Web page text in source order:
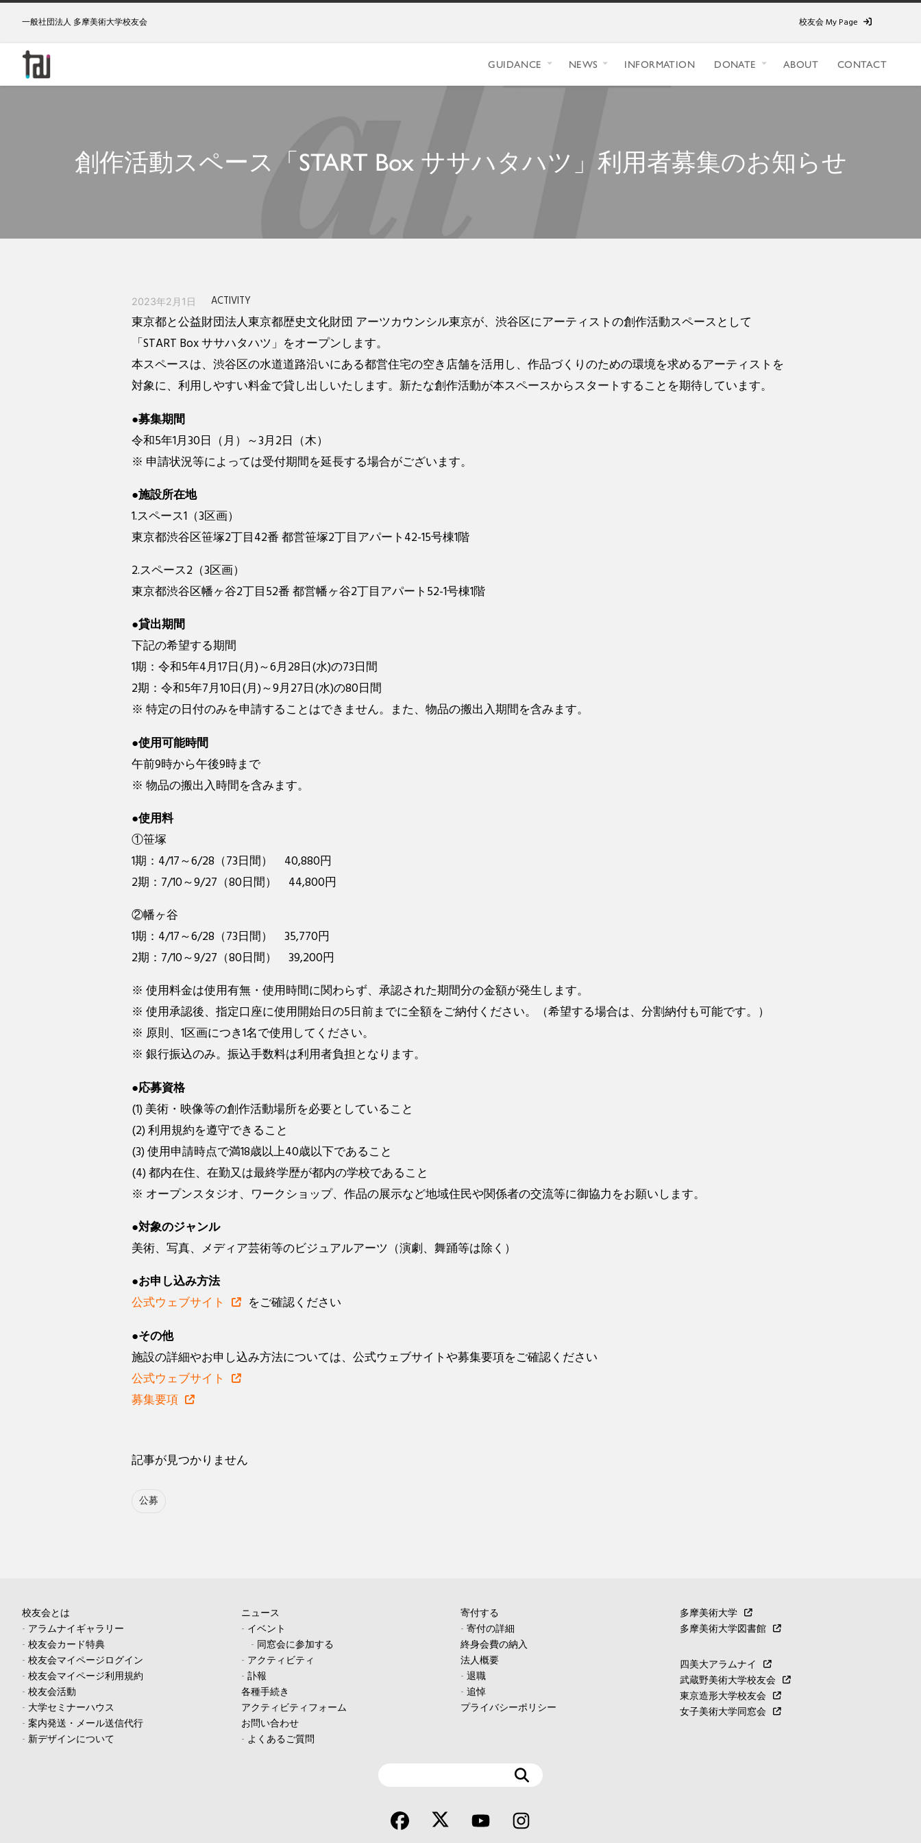
一般社団法人 多摩美術大学校友会 校友会 My Page
GUIDANCE NEWS INFORMATION DONATE ABOUT CONTACT
創作活動スペース「START Box ササハタハツ」利用者募集のお知らせ
2023年2月1日 ACTIVITY
東京都と公益財団法人東京都歴史文化財団 アーツカウンシル東京が、渋谷区にアーティストの創作活動スペースとして
「START Box ササハタハツ」をオープンします。
本スペースは、渋谷区の水道道路沿いにある都営住宅の空き店舗を活用し、作品づくりのための環境を求めるアーティストを
対象に、利用しやすい料金で貸し出しいたします。新たな創作活動が本スペースからスタートすることを期待しています。
●募集期間
令和5年1月30日（月）～3月2日（木）
※ 申請状況等によっては受付期間を延長する場合がございます。
●施設所在地
1.スペース1（3区画）
東京都渋谷区笹塚2丁目42番 都営笹塚2丁目アパート42-15号棟1階
2.スペース2（3区画）
東京都渋谷区幡ヶ谷2丁目52番 都営幡ヶ谷2丁目アパート52-1号棟1階
●貸出期間
下記の希望する期間
1期：令和5年4月17日(月)～6月28日(水)の73日間
2期：令和5年7月10日(月)～9月27日(水)の80日間
※ 特定の日付のみを申請することはできません。また、物品の搬出入期間を含みます。
●使用可能時間
午前9時から午後9時まで
※ 物品の搬出入時間を含みます。
●使用料
①笹塚
1期：4/17～6/28（73日間） 40,880円
2期：7/10～9/27（80日間） 44,800円
②幡ヶ谷
1期：4/17～6/28（73日間） 35,770円
2期：7/10～9/27（80日間） 39,200円
※ 使用料金は使用有無・使用時間に関わらず、承認された期間分の金額が発生します。
※ 使用承認後、指定口座に使用開始日の5日前までに全額をご納付ください。（希望する場合は、分割納付も可能です。）
※ 原則、1区画につき1名で使用してください。
※ 銀行振込のみ。振込手数料は利用者負担となります。
●応募資格
(1) 美術・映像等の創作活動場所を必要としていること
(2) 利用規約を遵守できること
(3) 使用申請時点で満18歳以上40歳以下であること
(4) 都内在住、在勤又は最終学歴が都内の学校であること
※ オープンスタジオ、ワークショップ、作品の展示など地域住民や関係者の交流等に御協力をお願いします。
●対象のジャンル
美術、写真、メディア芸術等のビジュアルアーツ（演劇、舞踊等は除く）
●お申し込み方法
公式ウェブサイト
をご確認ください
●その他
施設の詳細やお申し込み方法については、公式ウェブサイトや募集要項をご確認ください
公式ウェブサイト
募集要項
記事が見つかりません
公募
校友会とは
- アラムナイギャラリー
- 校友会カード特典
- 校友会マイページログイン
- 校友会マイページ利用規約
- 校友会活動
- 大学セミナーハウス
- 案内発送・メール送信代行
- 新デザインについて
ニュース
- イベント
- 同窓会に参加する
- アクティビティ
- 訃報
各種手続き
アクティビティフォーム
お問い合わせ
- よくあるご質問
寄付する
- 寄付の詳細
終身会費の納入
法人概要
- 退職
- 追悼
プライバシーポリシー
多摩美術大学
多摩美術大学図書館
四美大アラムナイ
武蔵野美術大学校友会
東京造形大学校友会
女子美術大学同窓会